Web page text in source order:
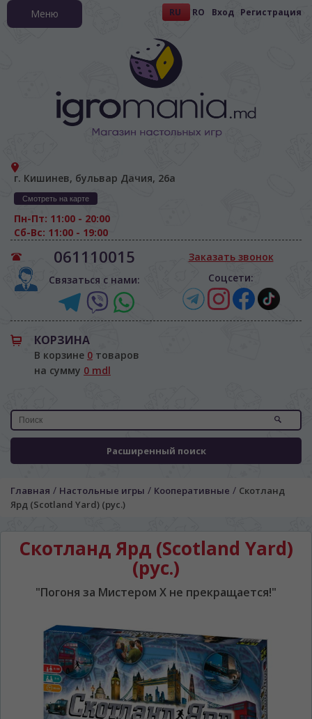
RU RO Вход Регистрация
г. Кишинев, бульвар Дачия, 26а
Смотреть на карте
Пн-Пт: 11:00 - 20:00
Сб-Вс: 11:00 - 19:00
061110015
Связаться с нами:
Заказать звонок
Соцсети:
КОРЗИНА
В корзине 0 товаров
на сумму 0 mdl
Расширенный поиск
Меню
Главная / Настольные игры / Кооперативные / Скотланд
Ярд (Scotland Yard) (рус.)
Скотланд Ярд (Scotland Yard)
(рус.)
"Погоня за Мистером Х не прекращается!"